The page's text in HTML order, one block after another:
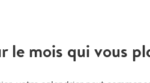
le mois qui vous